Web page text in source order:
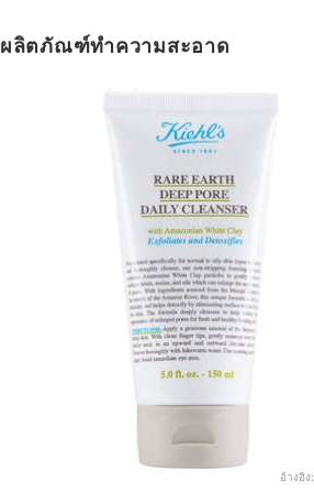
ผลิตภัณฑ์ทำความสะอาด
อ้างอิง: